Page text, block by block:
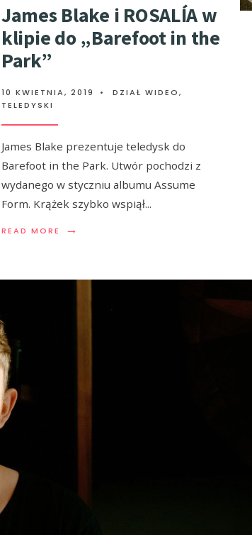
James Blake i ROSALÍA w
klipie do „Barefoot in the
Park”
10 KWIETNIA, 2019 • DZIAŁ WIDEO,
TELEDYSKI
James Blake prezentuje teledysk do
Barefoot in the Park. Utwór pochodzi z
wydanego w styczniu albumu Assume
Form. Krążek szybko wspiął...
READ MORE →